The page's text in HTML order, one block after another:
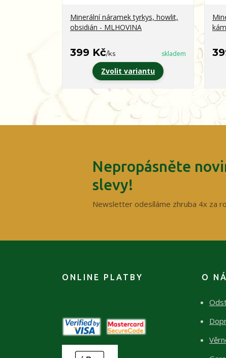
Minerální náramek tyrkys, howlit,
obsidián - MLHOVINA
399 Kč/ks skladem
Zvolit variantu
Nepropásněte
slevy!
Newsletter odesíláme zhruba 4x za
ONLINE PLATBY O